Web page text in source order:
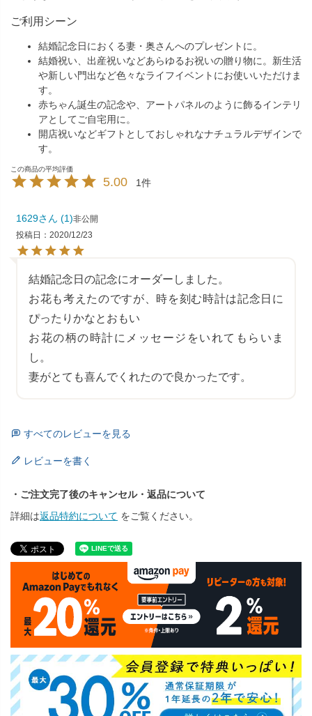
ご利用シーン
結婚記念日におくる妻・奥さんへのプレゼントに。
結婚祝い、出産祝いなどあらゆるお祝いの贈り物に。新生活
や新しい門出など色々なライフイベントにお使いいただけま
す。
赤ちゃん誕生の記念や、アートパネルのように飾るインテリ
アとしてご自宅用に。
開店祝いなどギフトとしておしゃれなナチュラルデザインで
す。
5.00 1
1629 1 非公開
投稿日
2020/12/23
結婚記念日の記念にオーダーしました。
お花も考えたのですが、時を刻む時計は記念日に
ぴったりかなとおもい
お花の柄の時計にメッセージをいれてもらいま
し。
妻がとても喜んでくれたので良かったです。
すべてのレビューを見る
レビューを書く
・ご注文完了後のキャンセル・返品について
詳細は返品特約について をご覧ください。